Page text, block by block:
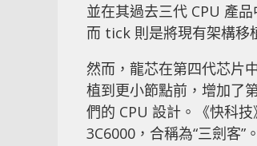
並在其過去三代 CPU 產
而 tick 則是將現有架構移
然而，龍芯在第四代芯片
植到更小節點前，增加了
們的 CPU 設計。《快科
3C6000，合稱為“三劍客